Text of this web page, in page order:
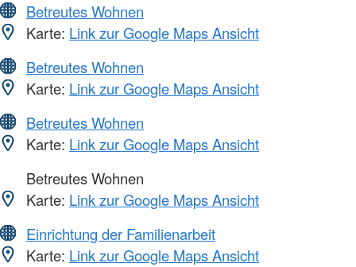
Betreutes Wohnen
Karte: Link zur Google Maps Ansicht
Betreutes Wohnen
Karte: Link zur Google Maps Ansicht
Betreutes Wohnen
Karte: Link zur Google Maps Ansicht
Betreutes Wohnen
Karte: Link zur Google Maps Ansicht
Einrichtung der Familienarbeit
Karte: Link zur Google Maps Ansicht